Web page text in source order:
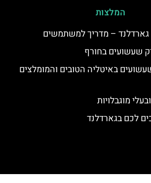
המלצות
– מדריך למשתמשים
שעשועים בחורף
באיטליה הטובים והמומלצים
מוגבלויות
לכם בגארדלנד